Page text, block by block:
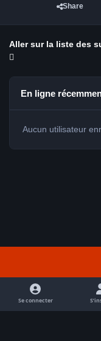
Share
Aller sur la liste des
En ligne
Aucun utilisateur
Se connecter